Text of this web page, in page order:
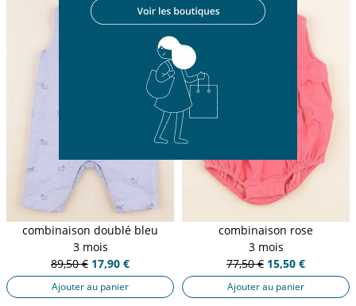
combinaison doublé bleu
3 mois
89,50 € 17,90 €
Ajouter au panier
combinaison rose
3 mois
77,50 € 15,50 €
Ajouter au panier